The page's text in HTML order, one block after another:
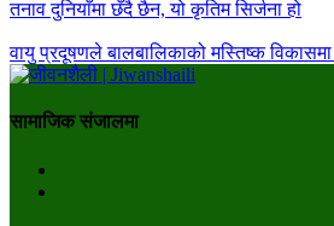
तनाव दुनियाँमा छँदै छैन, यो कृतिम सिर्जना हो
वायु प्रदूषणले बालबालिकाको मस्तिष्क
सामाजिक संजालमा